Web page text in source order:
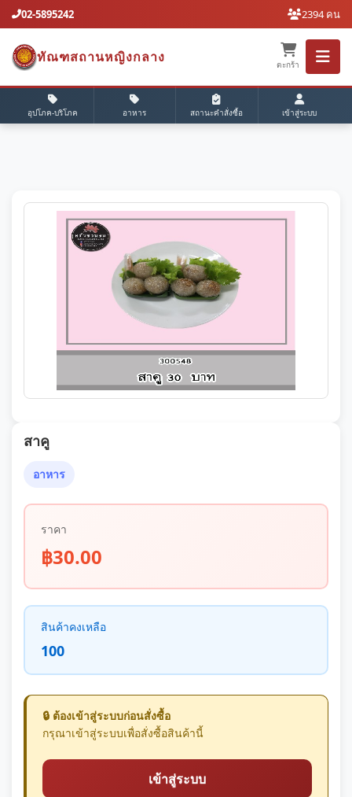
02-5895242 2394 คน
ทัณฑสถานหญิงกลาง
ตะกร้า
อุปโภค-บริโภค อาหาร สถานะคำสั่งซื้อ เข้าสู่ระบบ
สาคู
อาหาร
ราคา
฿30.00
สินค้าคงเหลือ
100
🔒 ต้องเข้าสู่ระบบก่อนสั่งซื้อ
กรุณาเข้าสู่ระบบเพื่อสั่งซื้อสินค้านี้
เข้าสู่ระบบ